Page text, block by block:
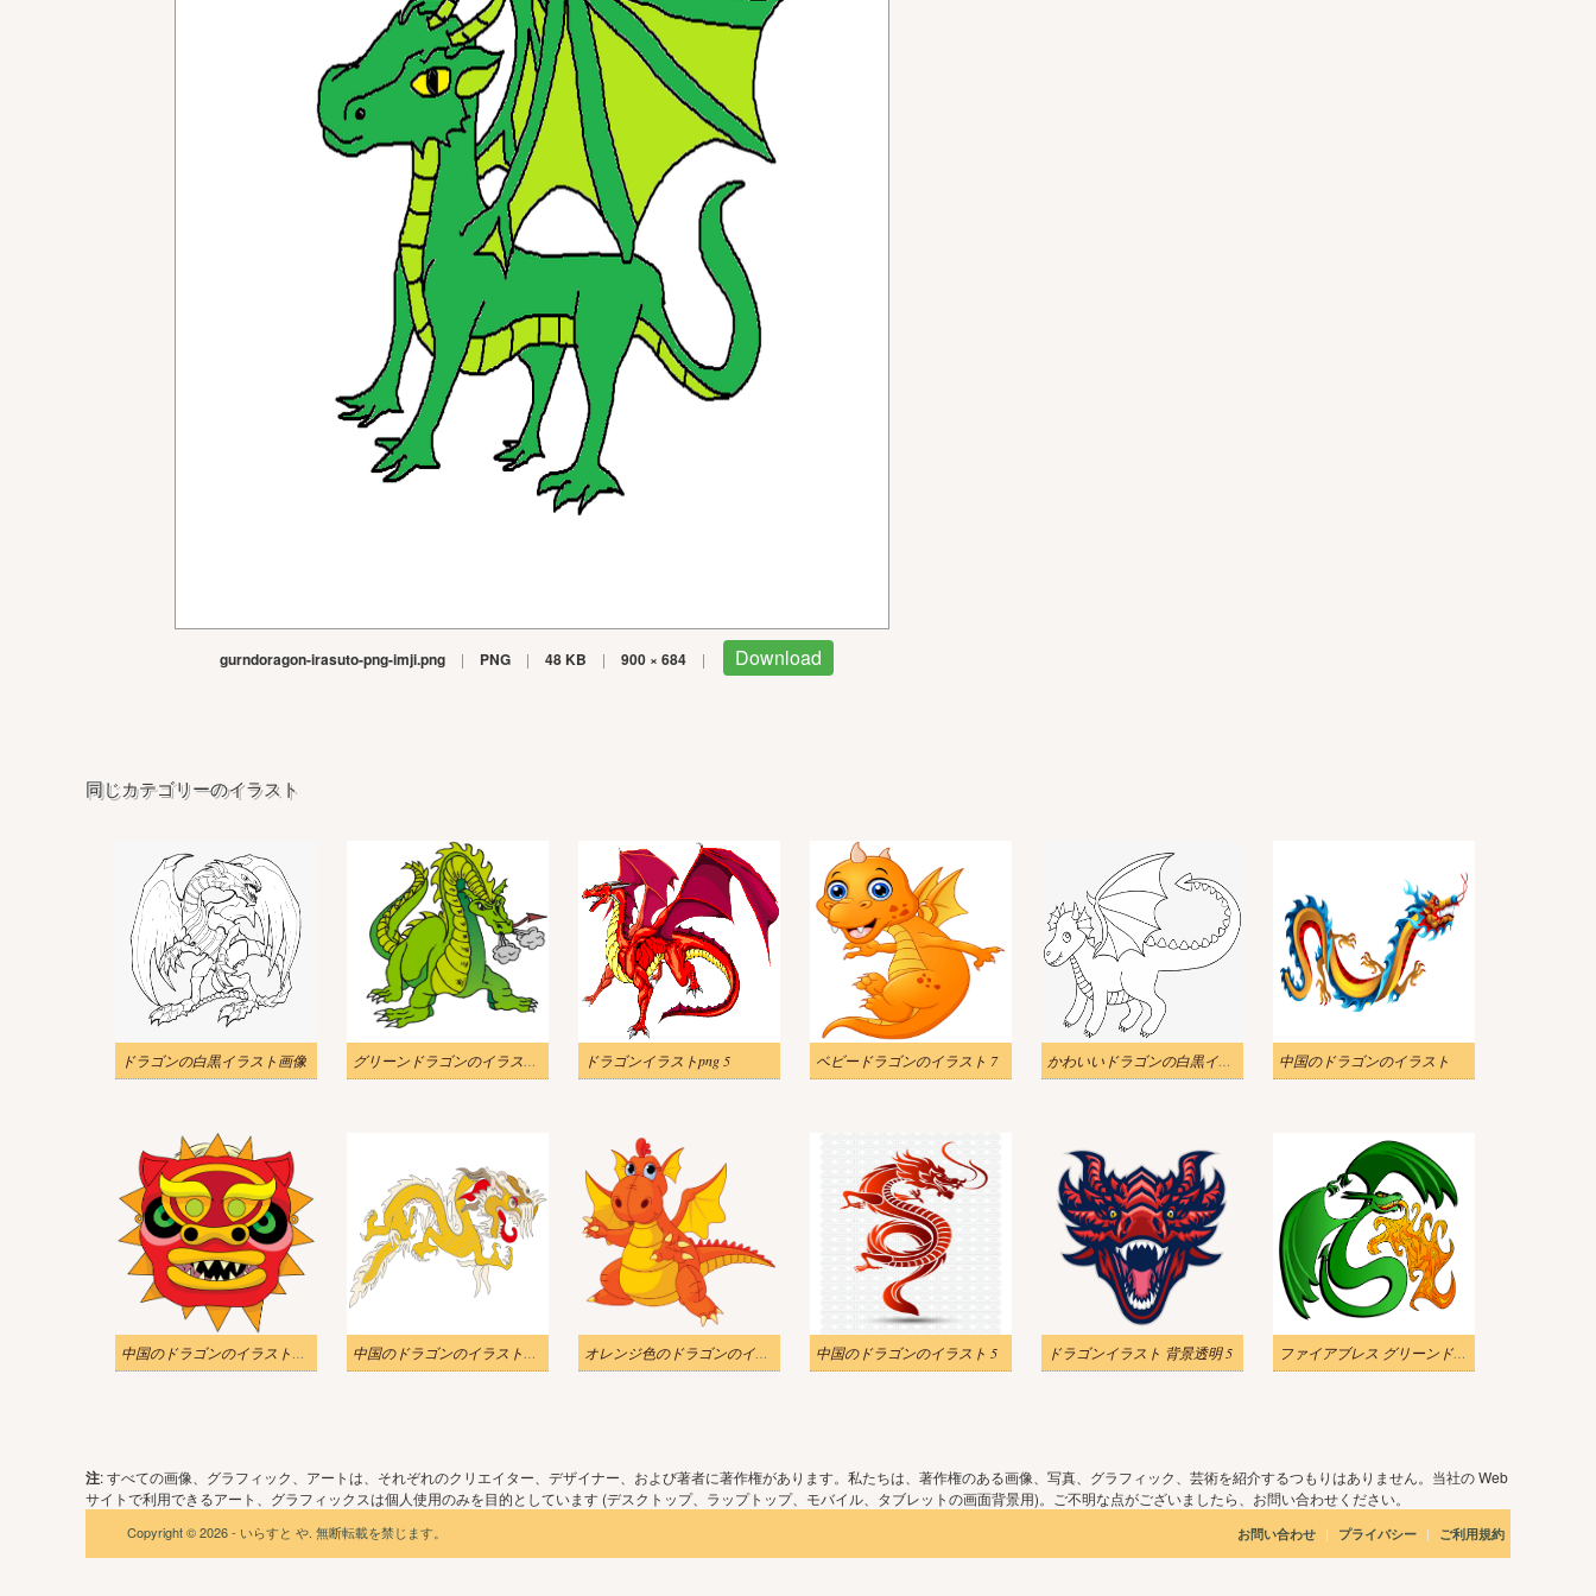
gurndoragon-irasuto-png-imji.png | PNG | 48 KB | 900 × 684 | Download
同じカテゴリーのイラスト
ドラゴンの白黒イラスト画像 グリーンドラゴンのイラスト無料画像 ドラゴンイラストpng 5 ベビードラゴンのイラスト 7 かわいいドラゴンの白黒イラスト 中国のドラゴンのイラスト
中国のドラゴンのイラスト透明 3 中国のドラゴンのイラストpng無料 オレンジ色のドラゴンのイラスト透明 中国のドラゴンのイラスト 5 ドラゴンイラスト 背景透明 5 ファイアブレス グリーンドラゴン イラスト
注: すべての画像、グラフィック、アートは、それぞれのクリエイター、デザイナー、および著者に著作権があります。私たちは、著作権のある画像、写真、グラフィック、芸術を紹介するつもりはありません。当社の Web
サイトで利用できるアート、グラフィックスは個人使用のみを目的としています (デスクトップ、ラップトップ、モバイル、タブレットの画面背景用)。ご不明な点がございましたら、お問い合わせください。
Copyright © 2026 - いらすと や. 無断転載を禁じます。 お問い合わせ | プライバシー | ご利用規約